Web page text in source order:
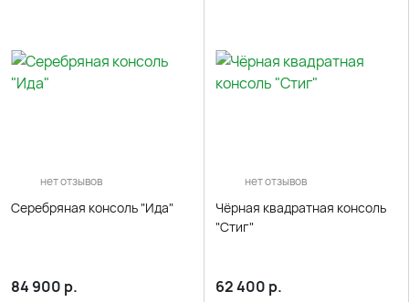
нет отзывов
Серебряная консоль "Ида"
84 900 р.
нет отзывов
Чёрная квадратная консоль
"Стиг"
62 400 р.